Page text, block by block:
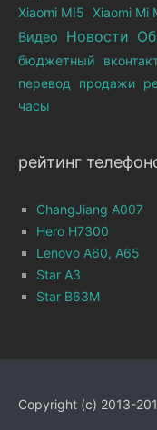
Xiaomi MI5 Xiaomi Mi
Видео Новости
бюджетный
перевод
продажи
часы
рейтинг
ChangJiang A007
Hero H7300
Lenovo A60, A65
Star A3
Star B63M
Copyright (c) 2013-